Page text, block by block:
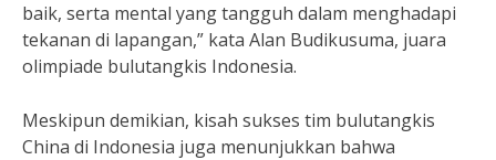
baik, serta mental yang tangguh dalam menghadapi
tekanan di lapangan,” kata Alan Budikusuma, juara
olimpiade bulutangkis Indonesia.
Meskipun demikian, kisah sukses tim bulutangkis
China di Indonesia juga menunjukkan bahwa